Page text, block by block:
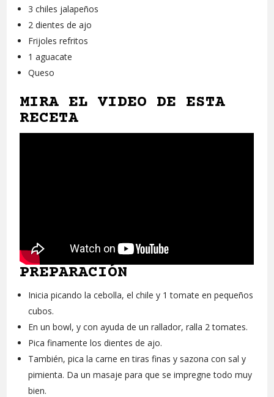
3 chiles jalapeños
2 dientes de ajo
Frijoles refritos
1 aguacate
Queso
MIRA EL VIDEO DE ESTA
RECETA
PREPARACIÓN
Inicia picando la cebolla, el chile y 1 tomate en pequeños
cubos.
En un bowl, y con ayuda de un rallador, ralla 2 tomates.
Pica finamente los dientes de ajo.
También, pica la carne en tiras finas y sazona con sal y
pimienta. Da un masaje para que se impregne todo muy
bien.